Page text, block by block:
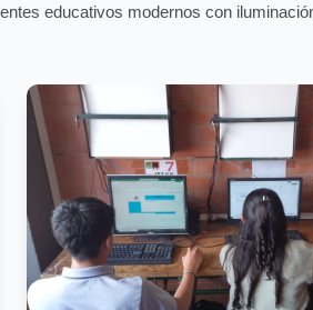
educativos modernos con